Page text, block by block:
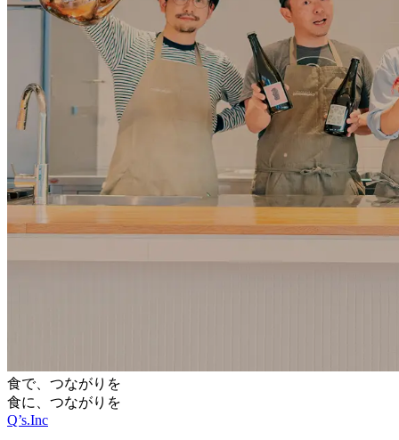
食で、つながりを
食に、つながりを
Q’s.Inc